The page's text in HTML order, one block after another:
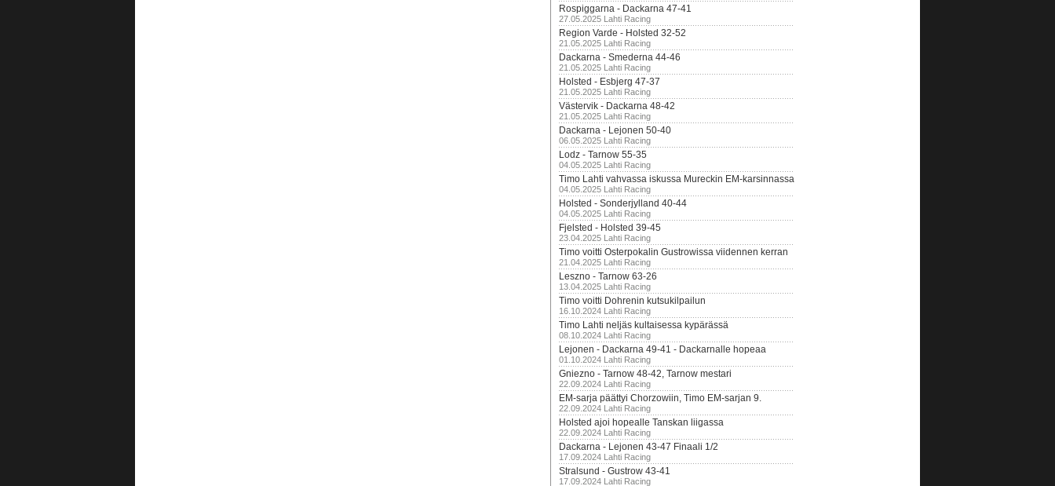
Rospiggarna - Dackarna 47-41
27.05.2025 Lahti Racing
Region Varde - Holsted 32-52
21.05.2025 Lahti Racing
Dackarna - Smederna 44-46
21.05.2025 Lahti Racing
Holsted - Esbjerg 47-37
21.05.2025 Lahti Racing
Västervik - Dackarna 48-42
21.05.2025 Lahti Racing
Dackarna - Lejonen 50-40
06.05.2025 Lahti Racing
Lodz - Tarnow 55-35
04.05.2025 Lahti Racing
Timo Lahti vahvassa iskussa Mureckin EM-karsinnassa
04.05.2025 Lahti Racing
Holsted - Sonderjylland 40-44
04.05.2025 Lahti Racing
Fjelsted - Holsted 39-45
23.04.2025 Lahti Racing
Timo voitti Osterpokalin Gustrowissa viidennen kerran
21.04.2025 Lahti Racing
Leszno - Tarnow 63-26
13.04.2025 Lahti Racing
Timo voitti Dohrenin kutsukilpailun
16.10.2024 Lahti Racing
Timo Lahti neljäs kultaisessa kypärässä
08.10.2024 Lahti Racing
Lejonen - Dackarna 49-41 - Dackarnalle hopeaa
01.10.2024 Lahti Racing
Gniezno - Tarnow 48-42, Tarnow mestari
22.09.2024 Lahti Racing
EM-sarja päättyi Chorzowiin, Timo EM-sarjan 9.
22.09.2024 Lahti Racing
Holsted ajoi hopealle Tanskan liigassa
22.09.2024 Lahti Racing
Dackarna - Lejonen 43-47 Finaali 1/2
17.09.2024 Lahti Racing
Stralsund - Gustrow 43-41
17.09.2024 Lahti Racing